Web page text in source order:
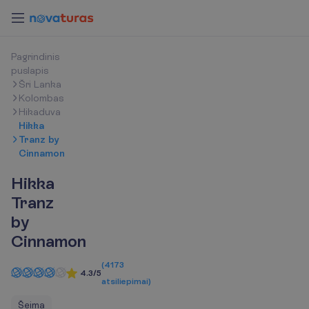
Pagrindinis
puslapis
Šri Lanka
Kolombas
Hikaduva
Hikka
Tranz by
Cinnamon
Hikka
Tranz
by
Cinnamon
4.3/5
(4173
atsiliepimai)
Šeima